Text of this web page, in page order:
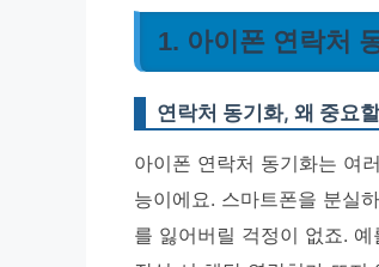
1. 아이폰 연락처
연락처 동기화, 왜 중요
아이폰 연락처 동기화는 여
능이에요. 스마트폰을 분실
를 잃어버릴 걱정이 없죠.